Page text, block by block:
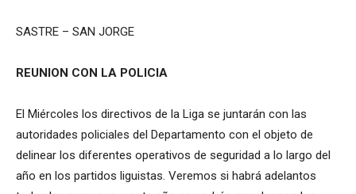
SASTRE – SAN JORGE
REUNION CON LA POLICIA
El Miércoles los directivos de la Liga se juntarán con las
autoridades policiales del Departamento con el objeto de
delinear los diferentes operativos de seguridad a lo largo del
año en los partidos liguistas. Veremos si habrá adelantos